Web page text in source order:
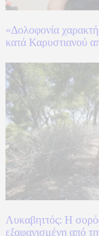
«Δολοφονία
κατά Καρυστιανού
Λυκαβηττός: Η
εξαφανισμένη από